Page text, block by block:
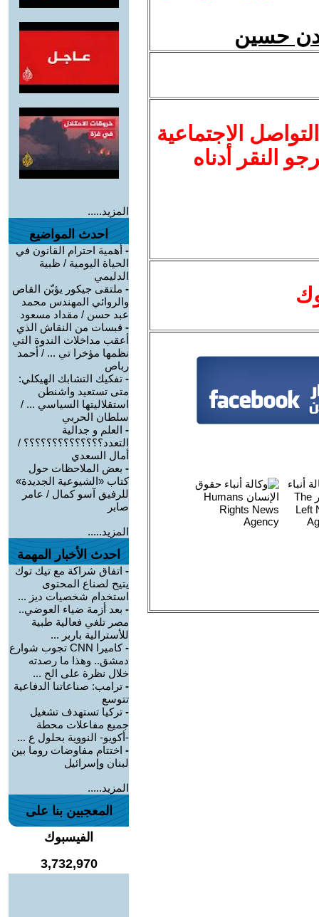
حسين
الاجتماعية
النقر أدناه
المزيد.....
احدث المواضيع
- أهمية احترام القانون في
الحياة اليومية / ظبية
الدليمي
- ملتقى جيكور يؤبّن القاص
والروائي المهندس محمد
عبد حسن / مقداد مسعود
- قبسات من النقاش الذي
أعقب مداخلات الندوة التي
نظمها مؤخرا تي ... / أحمد
رباص
- تفكيك التشابك الهيكلي:
متى تستعيد واشنطن
استقلاليتها السياسي ... /
سلطان الحربي
- العلم و جدالية
التعدد؟؟؟؟؟؟؟؟؟؟؟؟؟؟ /
أمال السعدي
- بعض الملاحظات حول
كتاب «الشيوعية الجديدة»
للرفيق آسو كمال / عامر
صابر
المزيد.....
احدث الأخبار المهمة
- اتفاق شراكة مع تيك توك
يتيح لصناع المحتوى
استخدام شخصيات ديز ...
- بعد أزمة ضياء العوضي..
مصر تلغي فعالية طبية
للأسترالية باربر ...
-
كاميرا CNN تجوب شوارع
دمشق.. وهذا ما رصدته
خلال نظرة على الح ...
- ترامب: صناعاتنا الدفاعية
تتوسع
- تركيا تستهدف تشغيل
جميع مفاعلات محطة
-أكويو- النووية بحلول ع ...
- اختتام مفاوضات روما بين
لبنان وإسرائيل
المزيد.....
المعجبين بنا على
الفيسبوك
3,732,970